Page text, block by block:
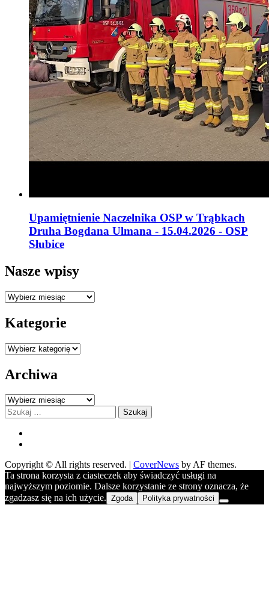
Upamiętnienie Naczelnika OSP w Trąbkach
Druha Bogdana Ulmana - 15.04.2026 - OSP
Słubice
Nasze wpisy
Nasze
Kategorie
Kategorie
Archiwa
Archiwa
Szukaj:
Copyright © All rights reserved. CoverNews by AF themes.
Ta strona korzysta z ciasteczek aby świadczyć usługi na
najwyższym poziomie. Dalsze korzystanie ze strony oznacza, że
zgadzasz się na ich użycie. Zgoda Polityka prywatności